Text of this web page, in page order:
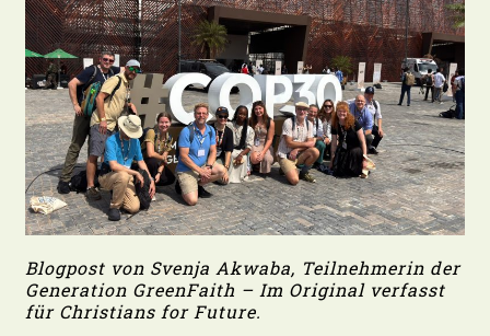
Blogpost von Svenja Akwaba, Teilnehmerin der
Generation GreenFaith – Im Original verfasst
für Christians for Future.